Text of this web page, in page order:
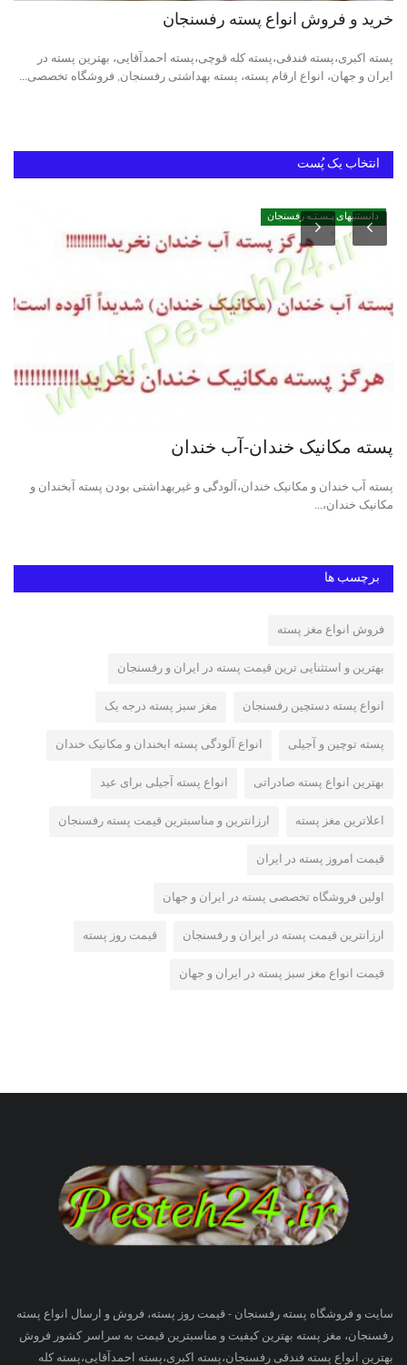
بهترین پسته ایران
خرید و فروش انواع پسته رفسنجان
پسته اکبری،پسته فندقی،پسته کله قوچی،پسته احمدآقایی، بهترین پسته در
ایران و جهان، انواع ارقام پسته، پسته بهداشتی رفسنجان, فروشگاه تخصصی...
انتخاب یک پُست
دانستنیهای پـسـتـه رفسنجان
پسته مکانیک خندان-آب خندان
پسته آب خندان و مکانیک خندان،آلودگی و غیربهداشتی بودن پسته آبخندان و
مکانیک خندان،...
برچسب ها
فروش انواع مغز پسته
بهترین و استثنایی ترین قیمت پسته در ایران و رفسنجان
انواع پسته دستچین رفسنجان مغز سبز پسته درجه یک
پسته توچین و آجیلی انواع آلودگی پسته ابخندان و مکانیک خندان
بهترین انواع پسته صادراتی انواع پسته آجیلی برای عید
اعلاترین مغز پسته ارزانترین و مناسبترین قیمت پسته رفسنجان
قیمت امروز پسته در ایران
اولین فروشگاه تخصصی پسته در ایران و جهان
ارزانترین قیمت پسته در ایران و رفسنجان قیمت روز پسته
قیمت انواع مغز سبز پسته در ایران و جهان
سایت و فروشگاه پسته رفسنجان - قیمت روز پسته، فروش و ارسال انواع پسته
رفسنجان، مغز پسته بهترین کیفیت و مناسبترین قیمت به سراسر کشور فروش
بهترین انواع پسته فندقی رفسنجان،پسته اکبری،پسته احمدآقایی،پسته کله